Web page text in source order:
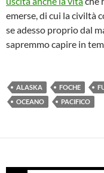
emerse, di cui la civiltà
se adesso proprio dal
sapremmo capire in
ALASKA FOCHE
OCEANO
PACIFICO